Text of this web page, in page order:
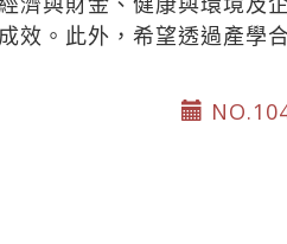
效。此外，希望透過產學